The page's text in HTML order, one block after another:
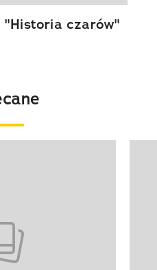
"Historia czarów"